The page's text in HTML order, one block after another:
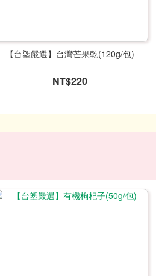
【台塑嚴選】台灣芒果乾(120g/包)
NT$220